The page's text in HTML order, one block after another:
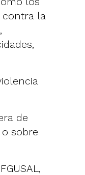
contra la
de
sobre